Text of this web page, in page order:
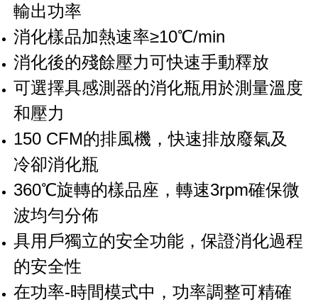
輸出功率
消化樣品加熱速率≥10℃/min
消化後的殘餘壓力可快速手動釋放
可選擇具感測器的消化瓶用於測量溫度
和壓力
150 CFM的排風機，快速排放廢氣及
冷卻消化瓶
360℃旋轉的樣品座，轉速3rpm確保微
波均勻分佈
具用戶獨立的安全功能，保證消化過程
的安全性
在功率-時間模式中，功率調整可精確